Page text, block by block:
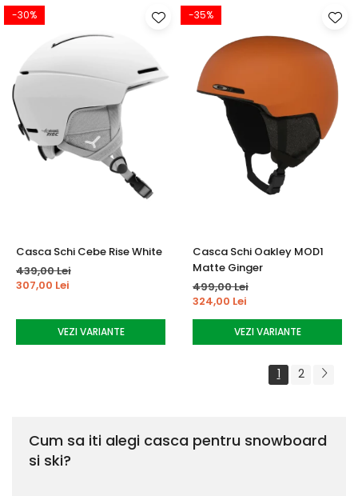
-30%
Casca Schi Cebe Rise White
439,00 Lei
307,00 Lei
VEZI VARIANTE
-35%
Casca Schi Oakley MOD1
Matte Ginger
499,00 Lei
324,00 Lei
VEZI VARIANTE
1 2
Cum sa iti alegi casca pentru snowboard
si ski?